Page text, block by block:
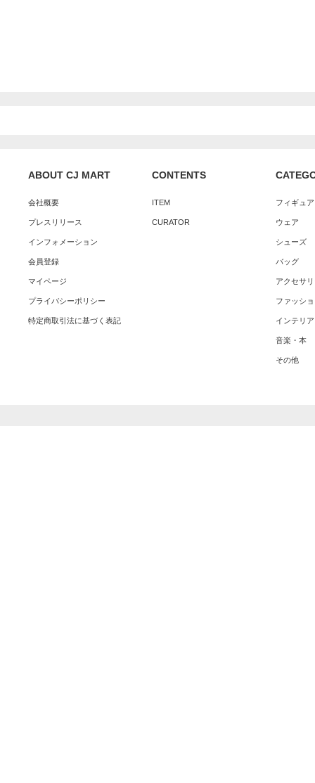
ABOUT CJ MART
会社概要
プレスリリース
インフォメーション
会員登録
マイページ
プライバシーポリシー
特定商取引法に基づく表記
CONTENTS
ITEM
CURATOR
フィギュ
ウェア
シューズ
バッグ
アクセサ
ファッシ
インテリア
音楽・本
その他